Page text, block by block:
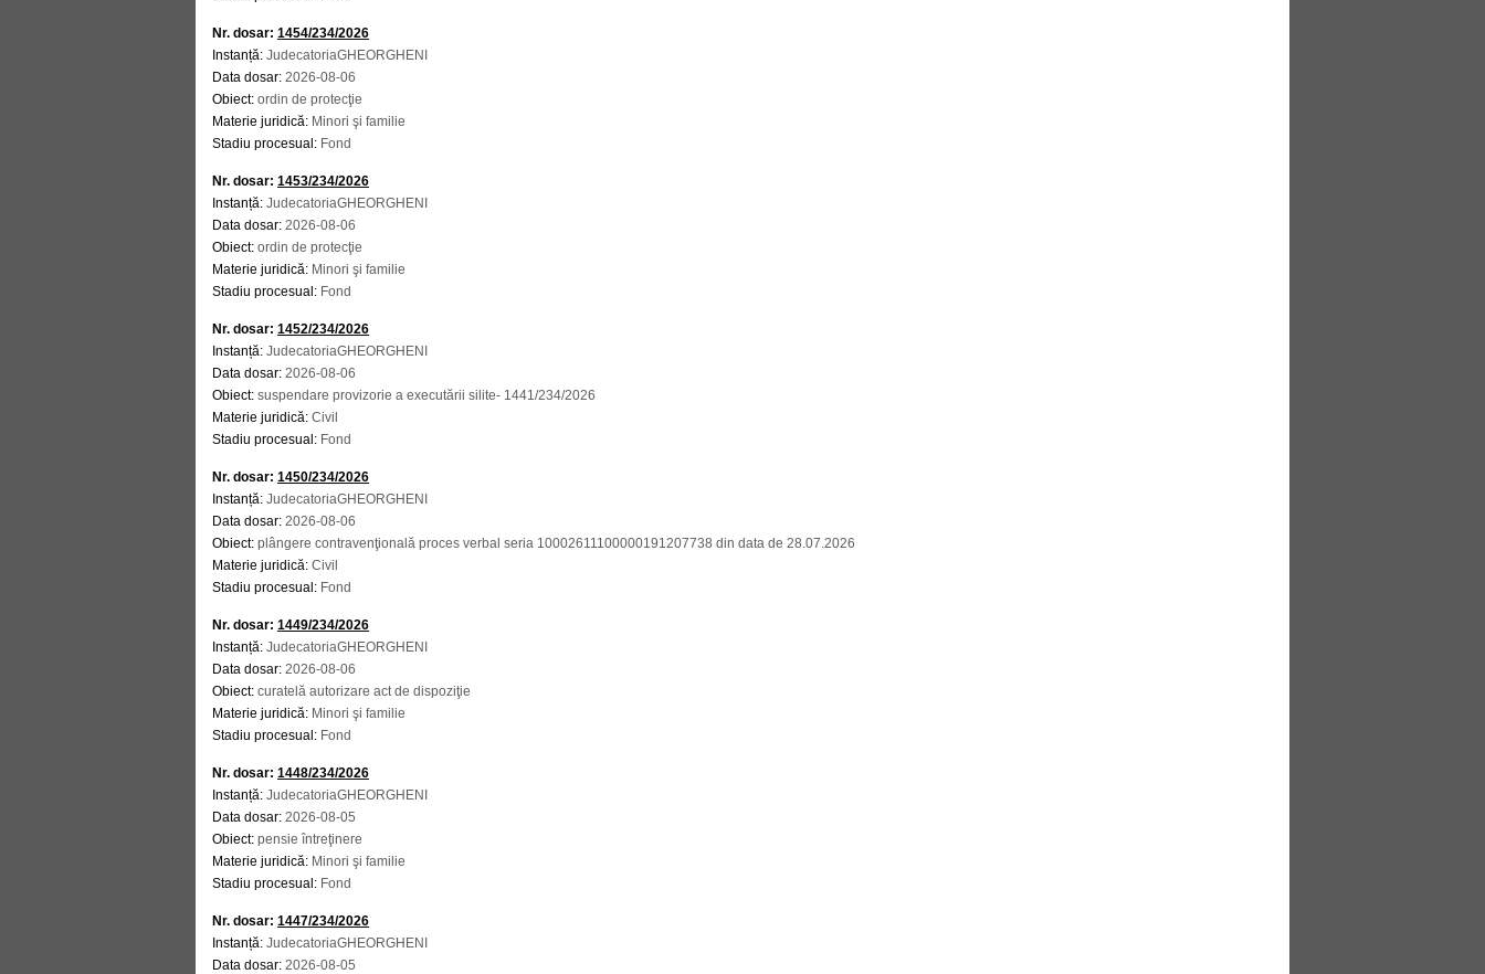
Nr. dosar: 1454/234/2026
Instanță: JudecatoriaGHEORGHENI
Data dosar: 2026-08-06
Obiect: ordin de protecţie
Materie juridică: Minori şi familie
Stadiu procesual: Fond
Nr. dosar: 1453/234/2026
Instanță: JudecatoriaGHEORGHENI
Data dosar: 2026-08-06
Obiect: ordin de protecţie
Materie juridică: Minori şi familie
Stadiu procesual: Fond
Nr. dosar: 1452/234/2026
Instanță: JudecatoriaGHEORGHENI
Data dosar: 2026-08-06
Obiect: suspendare provizorie a executării silite- 1441/234/2026
Materie juridică: Civil
Stadiu procesual: Fond
Nr. dosar: 1450/234/2026
Instanță: JudecatoriaGHEORGHENI
Data dosar: 2026-08-06
Obiect: plângere contravenţională proces verbal seria 10002611100000191207738 din data de 28.07.2026
Materie juridică: Civil
Stadiu procesual: Fond
Nr. dosar: 1449/234/2026
Instanță: JudecatoriaGHEORGHENI
Data dosar: 2026-08-06
Obiect: curatelă autorizare act de dispoziţie
Materie juridică: Minori şi familie
Stadiu procesual: Fond
Nr. dosar: 1448/234/2026
Instanță: JudecatoriaGHEORGHENI
Data dosar: 2026-08-05
Obiect: pensie întreţinere
Materie juridică: Minori şi familie
Stadiu procesual: Fond
Nr. dosar: 1447/234/2026
Instanță: JudecatoriaGHEORGHENI
Data dosar: 2026-08-05